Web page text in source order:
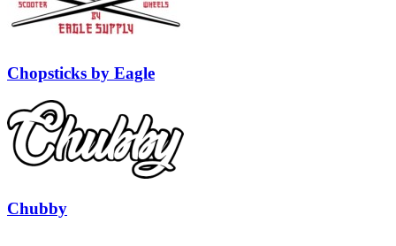
Chopsticks by Eagle
Chubby